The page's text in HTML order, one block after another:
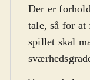
Der er
tale, så for at
spillet skal